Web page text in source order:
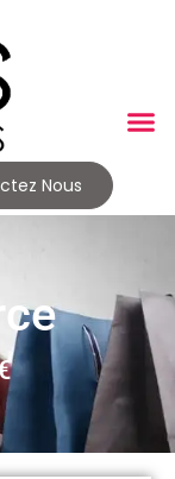
Nous